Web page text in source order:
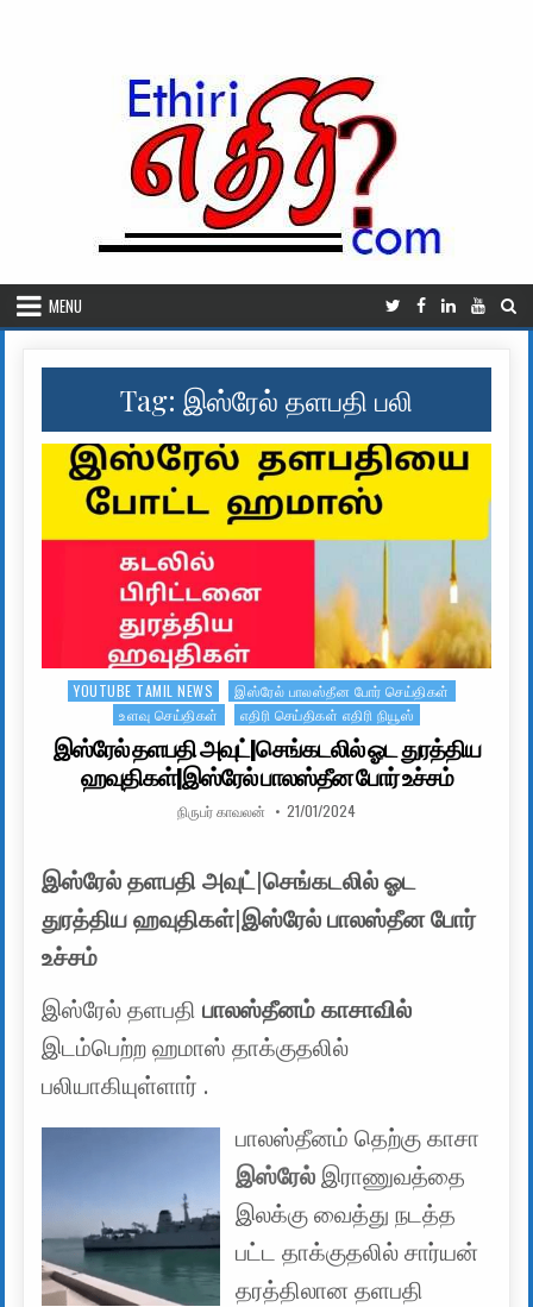
MENU
Tag: இஸ்ரேல் தளபதி பலி
Posted in
YOUTUBE TAMIL NEWS
இஸ்ரேல் பாலஸ்தீன போர் செய்திகள்
உளவு செய்திகள்
எதிரி செய்திகள் எதிரி நியூஸ்
இஸ்ரேல் தளபதி அவுட்|செங்கடலில் ஓட துரத்திய
ஹவுதிகள்|இஸ்ரேல் பாலஸ்தீன போர் உச்சம்
AUTHOR:
நிருபர் காவலன் PUBLISHED DATE:
21/01/2024
இஸ்ரேல் தளபதி அவுட்|செங்கடலில் ஓட
துரத்திய ஹவுதிகள்|இஸ்ரேல் பாலஸ்தீன போர்
உச்சம்
இஸ்ரேல் தளபதிபாலஸ்தீனம் காசாவில்
இடம்பெற்ற ஹமாஸ் தாக்குதலில்
பலியாகியுள்ளார் .
பாலஸ்தீனம் தெற்கு காசா
இஸ்ரேல் இராணுவத்தை
இலக்கு வைத்து நடத்த
பட்ட தாக்குதலில் சார்யன்
தரத்திலான தளபதி